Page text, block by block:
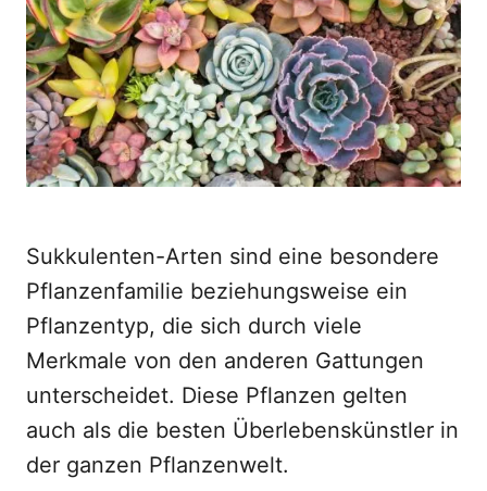
o
n
Sukkulenten-Arten sind eine besondere
Pflanzenfamilie beziehungsweise ein
Pflanzentyp, die sich durch viele
Merkmale von den anderen Gattungen
unterscheidet. Diese Pflanzen gelten
auch als die besten Überlebenskünstler in
der ganzen Pflanzenwelt.